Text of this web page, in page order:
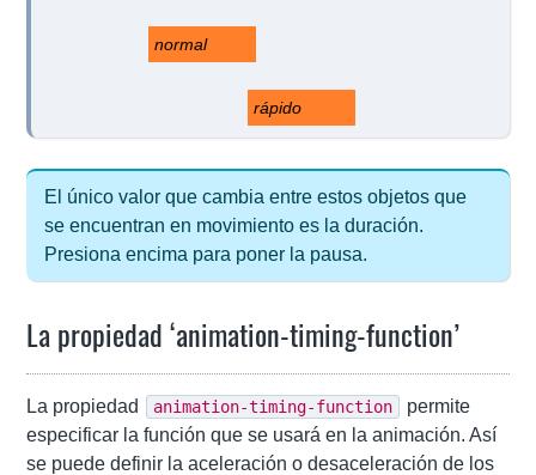
El único valor que cambia entre estos objetos que
se encuentran en movimiento es la duración.
Presiona encima para poner la pausa.
La propiedad ‘animation-timing-function’
La propiedad animation-timing-function
permite
especificar la función que se usará en la animación. Así
se puede definir la aceleración o desaceleración de los